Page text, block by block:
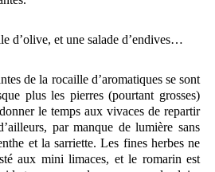
d’olive, et une salade d’endives…
de la rocaille d’aromatiques se sont
plus les pierres (pourtant grosses)
le temps aux vivaces de repartir
par manque de lumière sans
et la sarriette. Les fines herbes ne
aux mini limaces, et le romarin est